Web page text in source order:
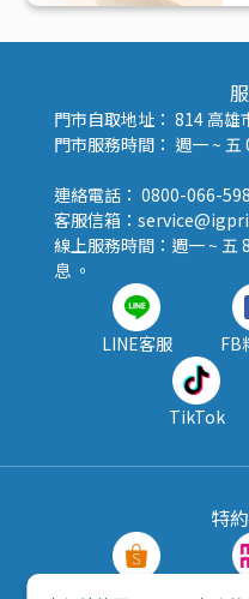
門市自取地址： 814 高
門市服務時間： 週一 ~ 五
連絡電話： 0800-066-598
客服信箱：
線上服務時間：週一 ~ 五
息 。
LINE客服 FB
TikTok
特